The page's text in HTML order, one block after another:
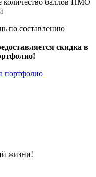
количество баллов НМО
по составлению
скидка в
портфолио
жизни!